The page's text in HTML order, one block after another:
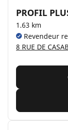
PROFIL
1.63 km
Revendeur